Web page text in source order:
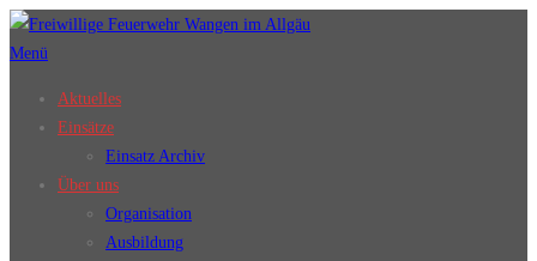
Zum
Inhalt
Menü
Aktuelles
Einsätze
Einsatz Archiv
Über uns
Organisation
Ausbildung